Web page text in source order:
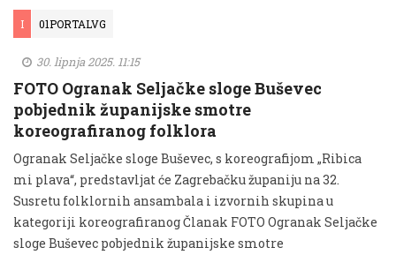
I 01PORTALVG
30. lipnja 2025. 11:15
FOTO Ogranak Seljačke sloge Buševec
pobjednik županijske smotre
koreografiranog folklora
Ogranak Seljačke sloge Buševec, s koreografijom „Ribica
mi plava“, predstavljat će Zagrebačku županiju na 32.
Susretu folklornih ansambala i izvornih skupina u
kategoriji koreografiranog Članak FOTO Ogranak Seljačke
sloge Buševec pobjednik županijske smotre